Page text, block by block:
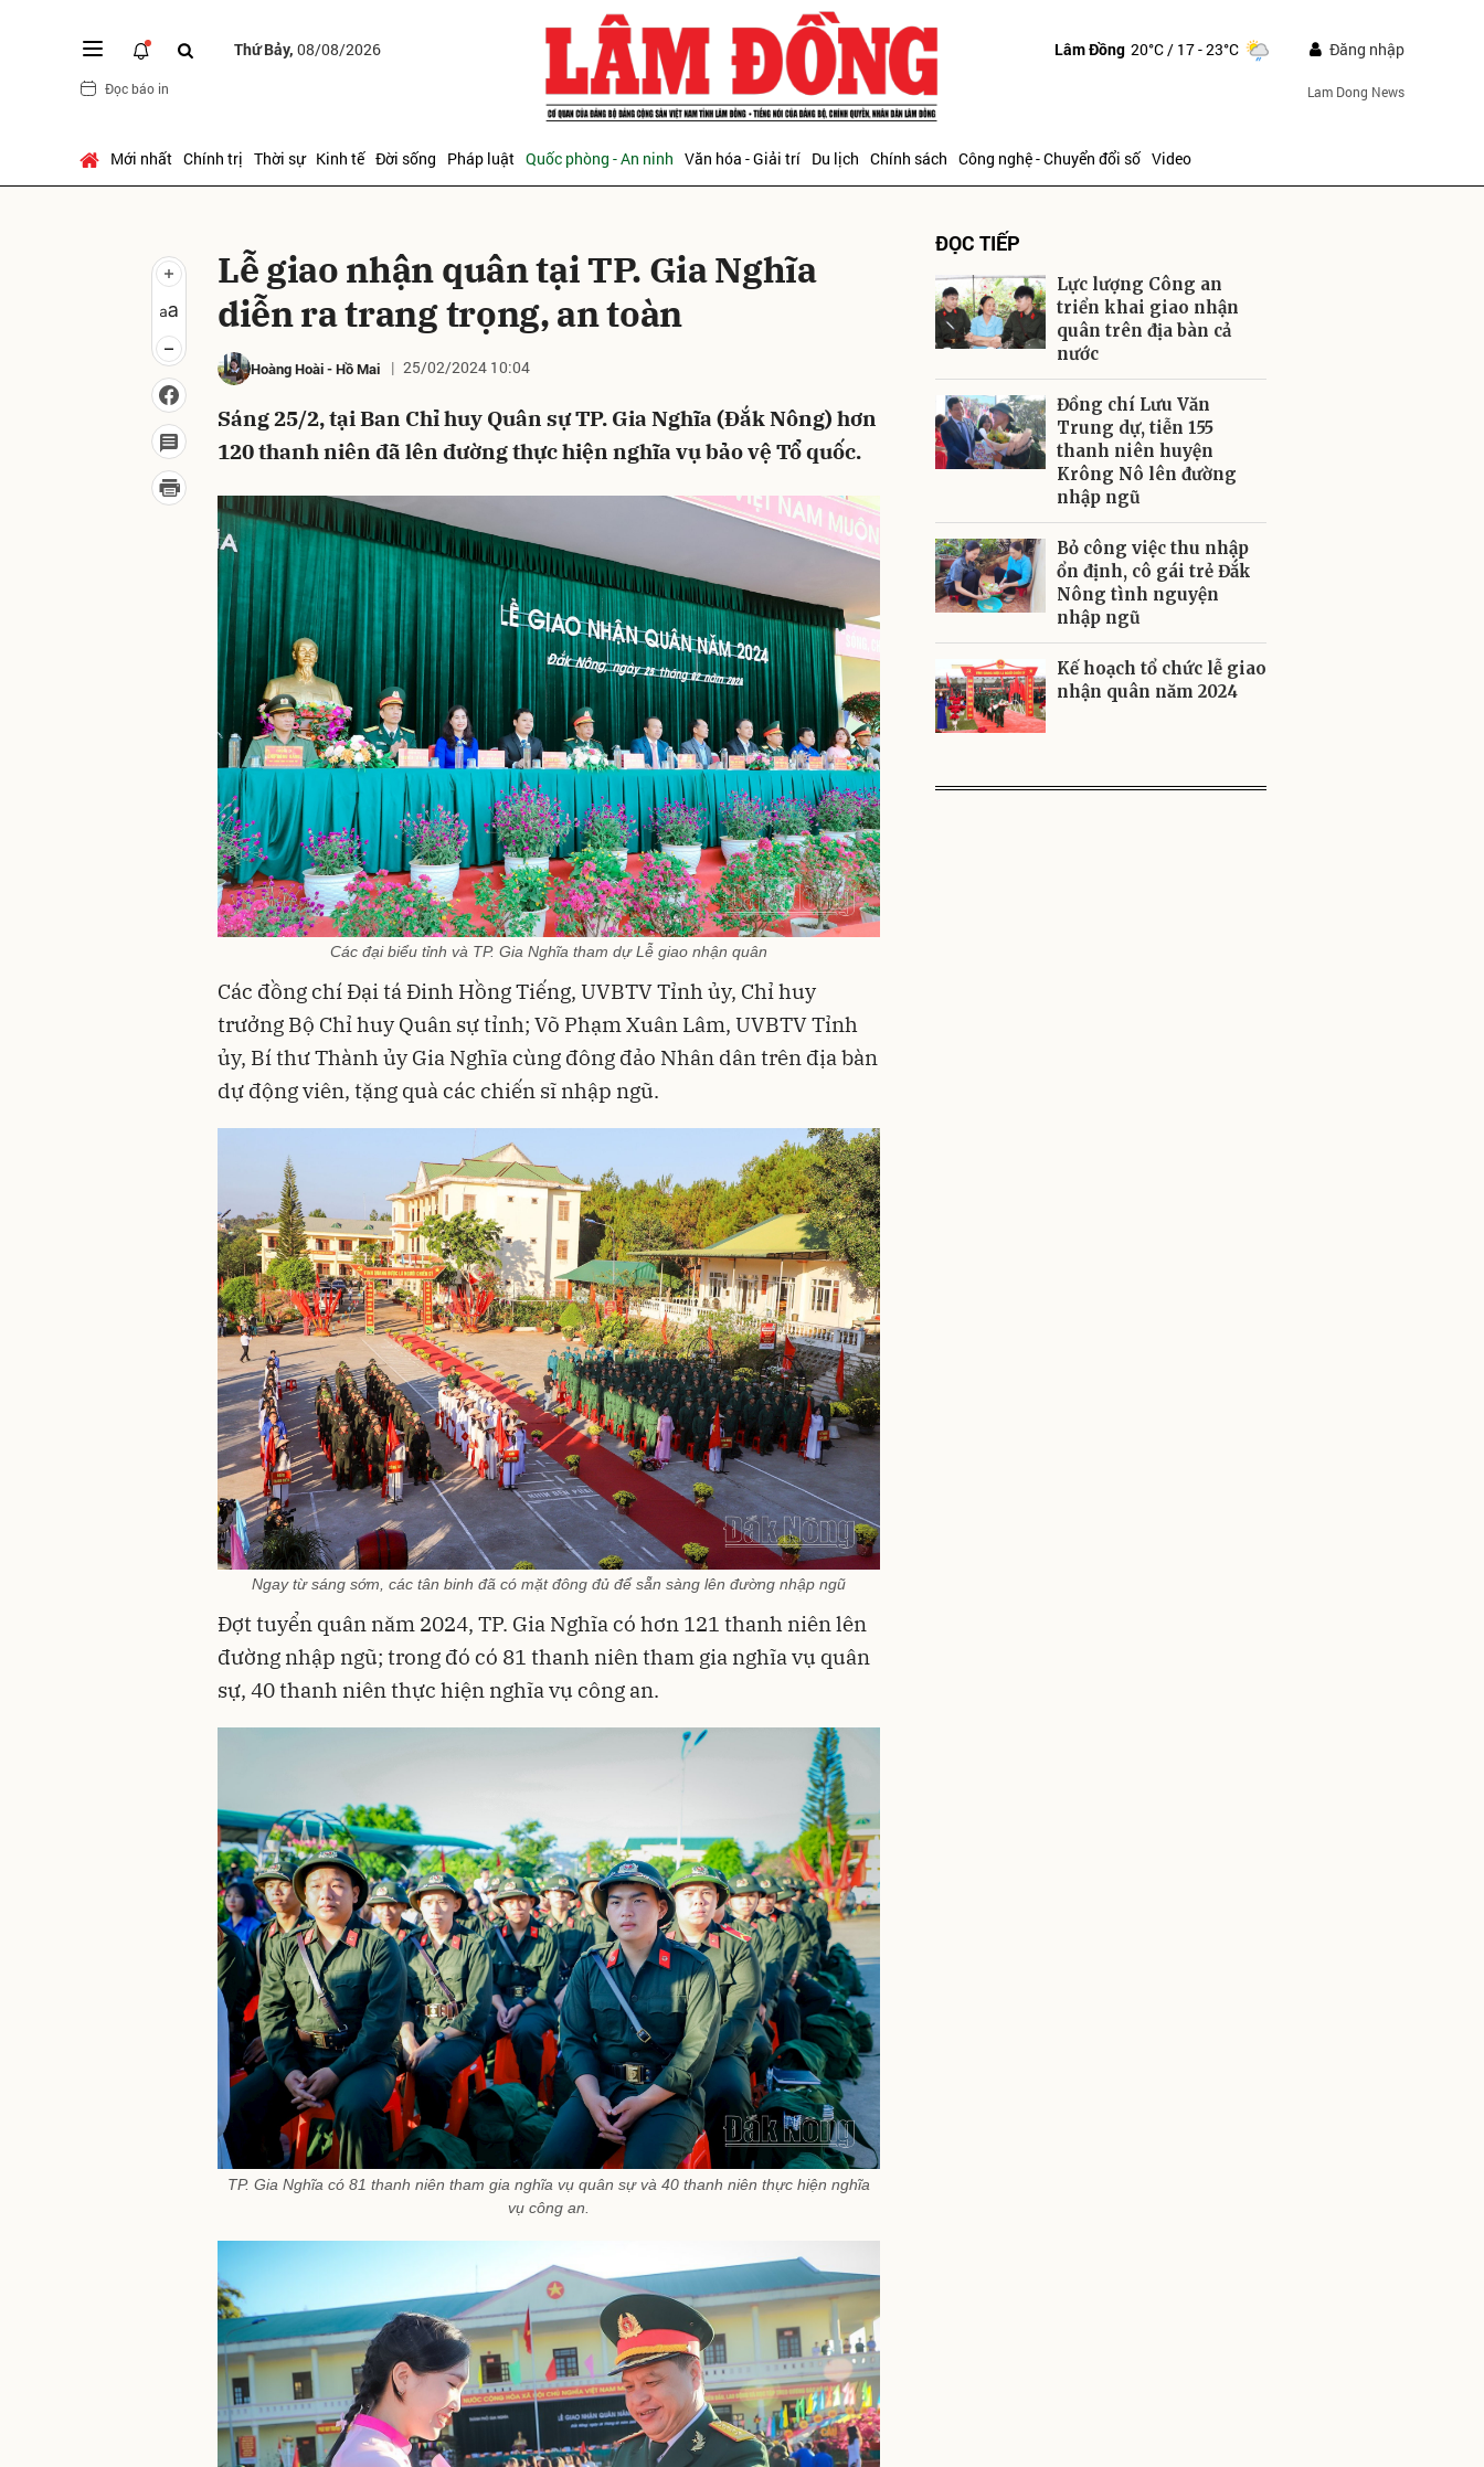
Thứ Bảy, 08/08/2026
Đọc báo in
Lâm Đồng 20°C/ 17 - 23°C Đăng nhập
Lam Dong News
Mới nhất Chính trị Thời sự Kinh tế Đời sống Pháp luật Quốc phòng - An ninh Văn hóa - Giải trí Du lịch Chính sách Công nghệ - Chuyển đổi số Video
Lễ giao nhận quân tại TP. Gia Nghĩa
diễn ra trang trọng, an toàn
Hoàng Hoài-Hồ Mai 25/02/2024 10:04
Sáng 25/2, tại Ban Chỉ huy Quân sự TP. Gia Nghĩa (Đắk Nông) hơn
120 thanh niên đã lên đường thực hiện nghĩa vụ bảo vệ Tổ quốc.
Các đại biểu tỉnh và TP. Gia Nghĩa tham dự Lễ giao nhận quân
Các đồng chí Đại tá Đinh Hồng Tiếng, UVBTV Tỉnh ủy, Chỉ huy
trưởng Bộ Chỉ huy Quân sự tỉnh; Võ Phạm Xuân Lâm, UVBTV Tỉnh
ủy, Bí thư Thành ủy Gia Nghĩa cùng đông đảo Nhân dân trên địa bàn
dự động viên, tặng quà các chiến sĩ nhập ngũ.
Ngay từ sáng sớm, các tân binh đã có mặt đông đủ để sẵn sàng lên đường nhập ngũ
Đợt tuyển quân năm 2024, TP. Gia Nghĩa có hơn 121 thanh niên lên
đường nhập ngũ; trong đó có 81 thanh niên tham gia nghĩa vụ quân
sự, 40 thanh niên thực hiện nghĩa vụ công an.
TP. Gia Nghĩa có 81 thanh niên tham gia nghĩa vụ quân sự và 40 thanh niên thực hiện nghĩa
vụ công an.
ĐỌC TIẾP
Lực lượng Công an
triển khai giao nhận
quân trên địa bàn cả
nước
Đồng chí Lưu Văn
Trung dự, tiễn 155
thanh niên huyện
Krông Nô lên đường
nhập ngũ
Bỏ công việc thu nhập
ổn định, cô gái trẻ Đắk
Nông tình nguyện
nhập ngũ
Kế hoạch tổ chức lễ giao
nhận quân năm 2024
Gửi bình luận